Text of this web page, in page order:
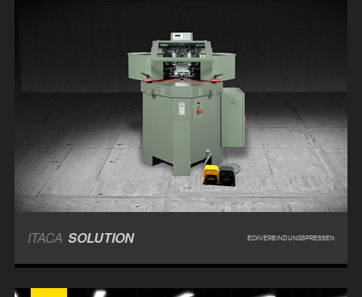
ITACA SOLUTION ECKVERBINDUNGSPRESSEN